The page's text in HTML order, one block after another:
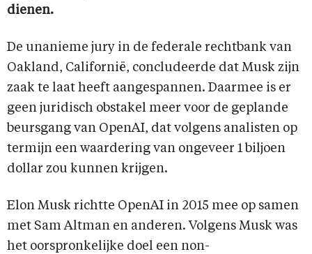
dienen.
De unanieme jury in de federale rechtbank van
Oakland, Californië, concludeerde dat Musk zijn
zaak te laat heeft aangespannen. Daarmee is er
geen juridisch obstakel meer voor de geplande
beursgang van OpenAI, dat volgens analisten op
termijn een waardering van ongeveer 1 biljoen
dollar zou kunnen krijgen.
Elon Musk richtte OpenAI in 2015 mee op samen
met Sam Altman en anderen. Volgens Musk was
het oorspronkelijke doel een non-